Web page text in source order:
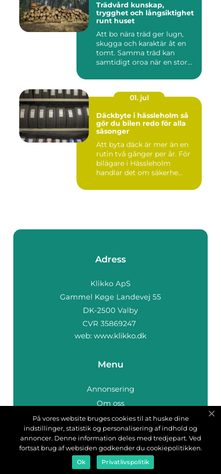
Trädvård kunskap,
trygghet och långsiktighet
runt huset
Att bo nära träd ger lugn,
skugga och karaktär åt en
tomt. Samma träd kan
samtidigt oroa när en stor...
01. jul
Däckbyte i hässleholm så
gör du bilen redo för alla
säsonger
Att byta däck är mer än en
rutin två gånger per år. För
bilägare i Hässleholm
handlar det om säkerhe...
Adress
web: www.klikko.dk
Menu
Annonsering
Om oss
Cookies
Kontakta oss
Sitemap
På vores website bruges cookies til at huske dine
indstillinger, statistik og personalisering af indhold og
annoncer. Denne information deles med tredjepart. Ved
fortsat brug af websiden godkender du cookiepolitikken.
Ok Privatlivspolitik